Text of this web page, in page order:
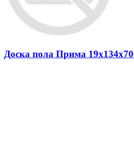
Доска пола Прима